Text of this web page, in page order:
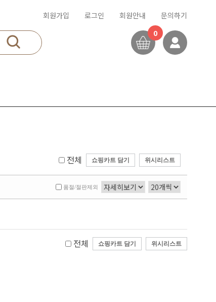
회원가입 로그인 회원안내 문의하기
0
품절/절판제외
전체 쇼핑카트 담기 위시리스트
전체 쇼핑카트 담기 위시리스트